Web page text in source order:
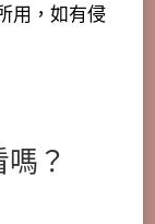
用，如有侵
？